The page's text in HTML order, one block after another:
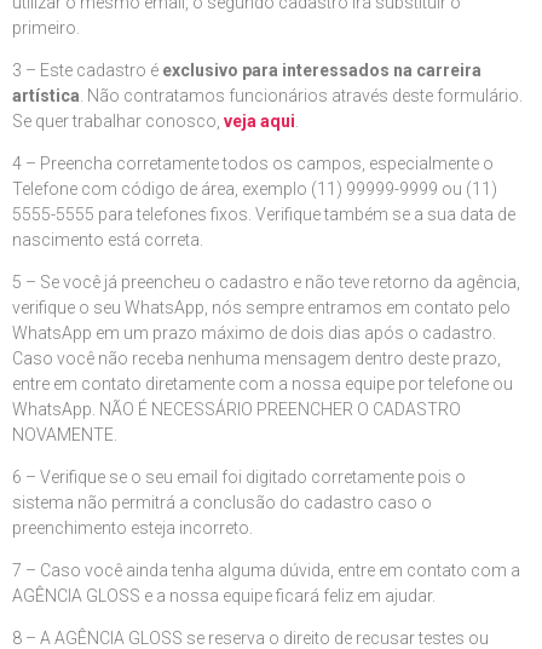
primeiro.
3 – Este cadastro é exclusivo para interessados na carreira
artística . Não contratamos funcionários através deste formulário.
Se quer trabalhar conosco, veja aqui
4 – Preencha corretamente todos os campos, especialmente o
Telefone com código de área, exemplo (11) 99999-9999 ou (11)
5555-5555 para telefones fixos. Verifique também se a sua data de
nascimento está correta.
5 – Se você já preencheu o cadastro e não teve retorno da agência,
verifique o seu WhatsApp, nós sempre entramos em contato pelo
WhatsApp em um prazo máximo de dois dias após o cadastro.
Caso você não receba nenhuma mensagem dentro deste prazo,
entre em contato diretamente com a nossa equipe por telefone ou
WhatsApp. NÃO É NECESSÁRIO PREENCHER O CADASTRO
NOVAMENTE.
6 – Verifique se o seu email foi digitado corretamente pois o
sistema não permitrá a conclusão do cadastro caso o
preenchimento esteja incorreto.
7 – Caso você ainda tenha alguma dúvida, entre em contato com a
AGÊNCIA GLOSS e a nossa equipe ficará feliz em ajudar.
8 – A AGÊNCIA GLOSS se reserva o direito de recusar testes ou